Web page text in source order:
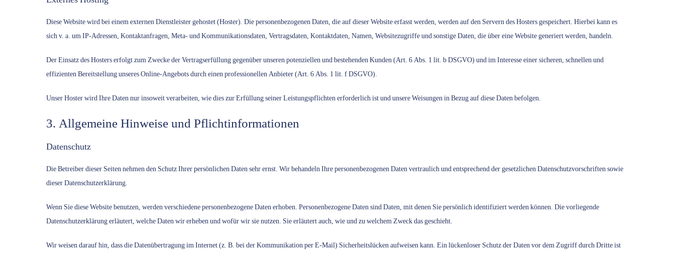
Diese Website wird bei einem externen Dienstleister gehostet (Hoster). Die personenbezogenen Daten, die auf dieser Website erfasst werden, werden auf den Servern des Hosters gespeichert. Hierbei kann es
sich v. a. um IP-Adressen, Kontaktanfragen, Meta- und Kommunikationsdaten, Vertragsdaten, Kontaktdaten, Namen, Websitezugriffe und sonstige Daten, die über eine Website generiert werden, handeln.
Der Einsatz des Hosters erfolgt zum Zwecke der Vertragserfüllung gegenüber unseren potenziellen und bestehenden Kunden (Art. 6 Abs. 1 lit. b DSGVO) und im Interesse einer sicheren, schnellen und
effizienten Bereitstellung unseres Online-Angebots durch einen professionellen Anbieter (Art. 6 Abs. 1 lit. f DSGVO).
Unser Hoster wird Ihre Daten nur insoweit verarbeiten, wie dies zur Erfüllung seiner Leistungspflichten erforderlich ist und unsere Weisungen in Bezug auf diese Daten befolgen.
3. Allgemeine Hinweise und Pflicht­informationen
Datenschutz
Die Betreiber dieser Seiten nehmen den Schutz Ihrer persönlichen Daten sehr ernst. Wir behandeln Ihre personenbezogenen Daten vertraulich und entsprechend der gesetzlichen Datenschutzvorschriften sowie
dieser Datenschutzerklärung.
Wenn Sie diese Website benutzen, werden verschiedene personenbezogene Daten erhoben. Personenbezogene Daten sind Daten, mit denen Sie persönlich identifiziert werden können. Die vorliegende
Datenschutzerklärung erläutert, welche Daten wir erheben und wofür wir sie nutzen. Sie erläutert auch, wie und zu welchem Zweck das geschieht.
Wir weisen darauf hin, dass die Datenübertragung im Internet (z. B. bei der Kommunikation per E-Mail) Sicherheitslücken aufweisen kann. Ein lückenloser Schutz der Daten vor dem Zugriff durch Dritte ist